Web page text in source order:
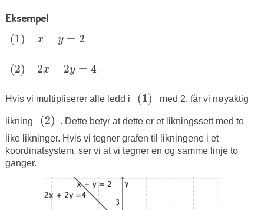
Eksempel
(1)
(1 x + y = 2
x+y= 2
(2)
(2) 2x + 2y = 4
2x+ 2y =4
Hvis vi multipliserer alle ledd i (1)
(1 med 2, får vi nøyaktig
likning (2)
(2)
. Dette betyr at dette er et likningssett med to
like likninger. Hvis vi tegner grafen til likningene i et
koordinatsystem, ser vi at vi tegner en og samme linje to
ganger.